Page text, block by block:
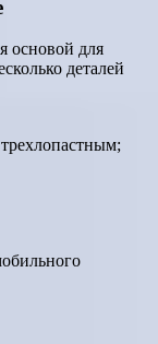
основой для
деталей